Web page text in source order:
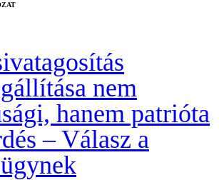
nem
hanem patrióta
– Válasz a